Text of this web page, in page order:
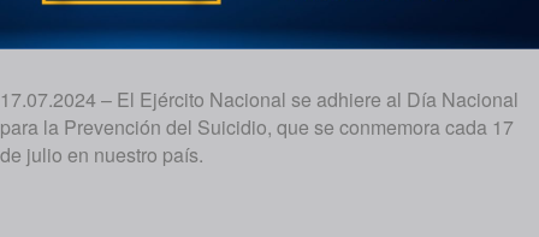
17.07.2024 – El Ejército Nacional se adhiere al Día Nacional
para la Prevención del Suicidio, que se conmemora cada 17
de julio en nuestro país.